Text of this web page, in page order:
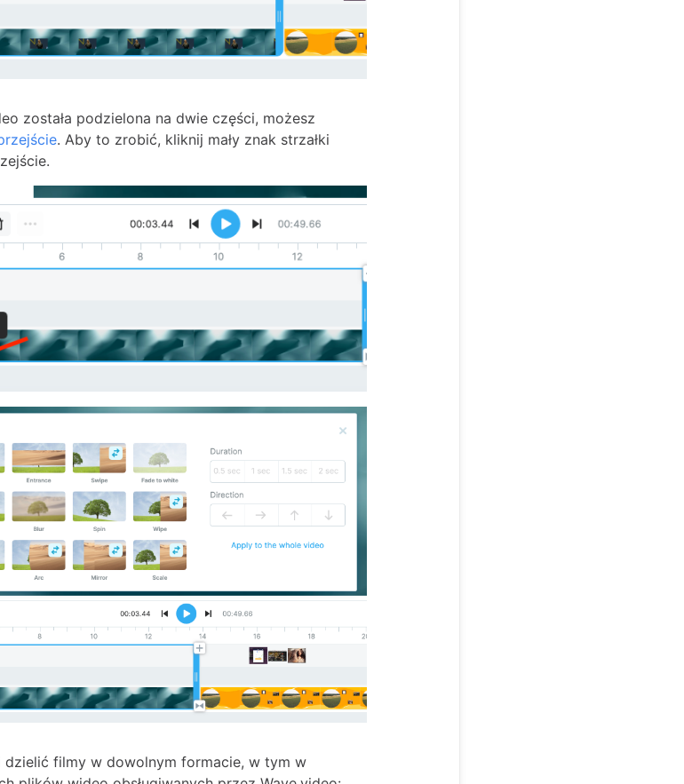
została podzielona na dwie części, możesz
. Aby to zrobić, kliknij mały znak strzałki
dzielić filmy w dowolnym formacie, w tym w